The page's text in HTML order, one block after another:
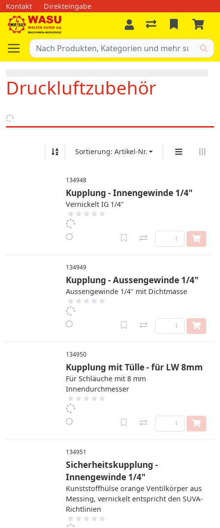
Kontakt Direkteingabe
Druckluftzubehör
Sortierung: Artikel-Nr.
134948
Kupplung - Innengewinde 1/4"
Vernickelt IG 1/4"
134949
Kupplung - Aussengewinde 1/4"
Aussengewinde 1/4" mit Dichtmasse
134950
Kupplung mit Tülle - für LW 8mm
Für Schläuche mit 8 mm
Innendurchmesser
134951
Sicherheitskupplung -
Innengewinde 1/4"
Kunststoffhülse orange Ventilkörper aus
Messing, vernickelt entspricht den SUVA-
Richtlinien